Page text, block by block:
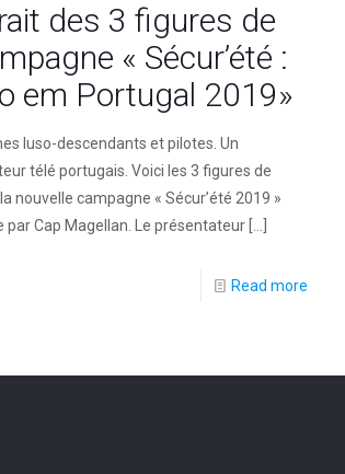
des 3 figures de
« Sécur’été :
em Portugal 2019»
luso-descendants et pilotes. Un
télé portugais. Voici les 3 figures de
nouvelle campagne « Sécur’été 2019 »
par Cap Magellan. Le présentateur[…]
Read more